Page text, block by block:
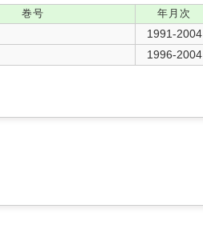
巻号 年月次
1991-2004
1996-2004